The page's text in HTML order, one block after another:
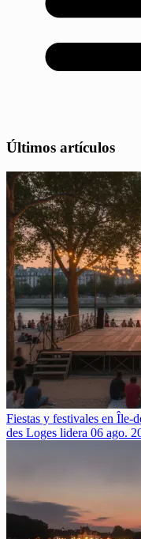
Últimos artículos
Fiestas y festivales en Île-
des Loges lidera 06 ago.